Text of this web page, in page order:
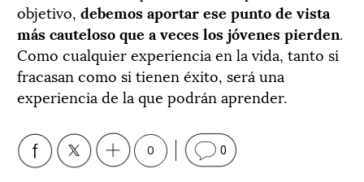
objetivo, debemos aportar ese punto de vista
más cauteloso que a veces los jóvenes pierden.
Como cualquier experiencia en la vida, tanto si
fracasan como si tienen éxito, será una
experiencia de la que podrán aprender.
0 0